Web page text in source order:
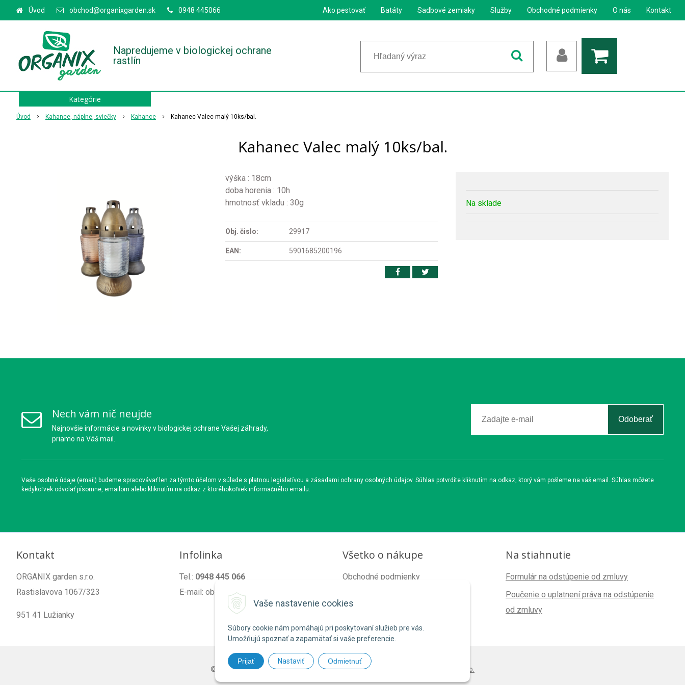
Vaše nastavenie cookies
Súbory cookie nám pomáhajú pri poskytovaní služieb pre vás.
Umožňujú spoznať a zapamätať si vaše preferencie.
Prijať Nastaviť Odmietnuť
Napredujeme v biologickej ochrane
rastlín
Úvod obchod@organixgarden.sk 0948 445066 Ako pestovať Batáty Sadbové zemiaky Služby Obchodné podmienky O nás Kontakt
Úvod Kahance, náplne, sviečky Kahance Kahanec Valec malý 10ks/bal.
Kahanec Valec malý 10ks/bal.
Na sklade
výška : 18cm
doba horenia : 10h
hmotnosť vkladu : 30g
Obj. čislo: 29917
EAN: 5901685200196
Kategórie
Nech vám nič neujde
Najnovšie informácie a novinky v biologickej ochrane Vašej záhrady,
priamo na Váš mail.
Odoberať
Vaše osobné údaje (email) budeme spracovávať len za týmto účelom v súlade s platnou legislatívou a zásadami ochrany osobných údajov. Súhlas potvrdíte kliknutím na odkaz, ktorý vám pošleme na váš email. Súhlas môžete
kedykoľvek odvolať písomne, emailom alebo kliknutím na odkaz z ktoréhokoľvek informačného emailu.
Kontakt
ORGANIX garden s.r.o.
Rastislavova 1067/323
951 41 Lužianky
Infolinka
Tel.: 0948 445 066
E-mail: obchod@organixgarden.sk
Všetko o nákupe
Obchodné podmienky
Na stiahnutie
Formulár na odstúpenie od zmluvy
Poučenie o uplatnení práva na odstúpenie
od zmluvy
© 2026 ORGANIXgarden •NextShop&e-shop Pohoda Connector NextCom s.r.o.